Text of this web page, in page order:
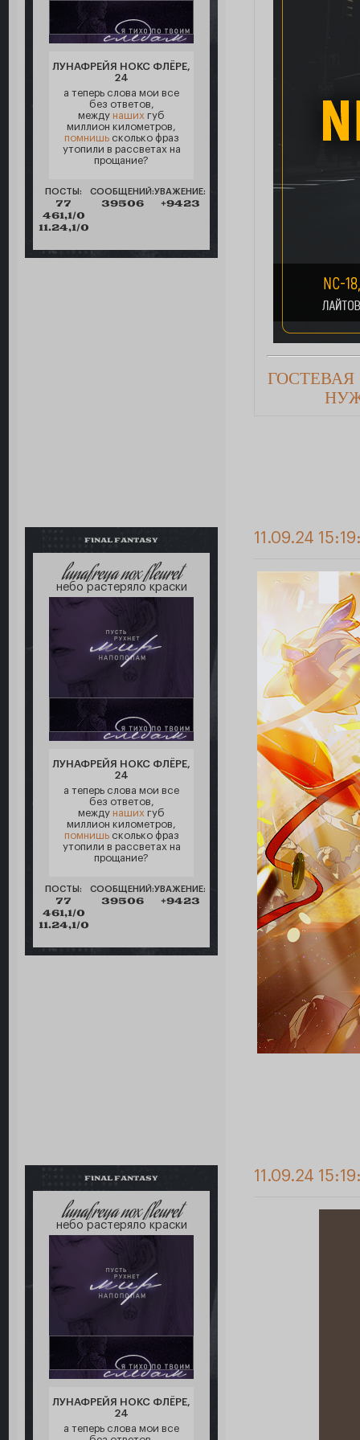
ЛУНАФРЕЙЯ НОКС ФЛЁРЕ,
24
а теперь слова мои все
без ответов,
между наших губ
миллион километров,
помнишьсколько фраз
утопили в рассветах на
прощание?
ПОСТЫ:
77
461,1/0
11.24,1/0
СООБЩЕНИЙ:
39506
УВАЖЕНИЕ:
+9423
ГОСТЕВАЯ
FINAL FANTASY
lunafreya nox fleuret
небо растеряло краски
ЛУНАФРЕЙЯ НОКС ФЛЁРЕ,
24
а теперь слова мои все
без ответов,
между наших губ
миллион километров,
помнишьсколько фраз
утопили в рассветах на
прощание?
ПОСТЫ:
77
461,1/0
11.24,1/0
СООБЩЕНИЙ:
39506
УВАЖЕНИЕ:
+9423
11.09.24
FINAL FANTASY
lunafreya nox fleuret
небо растеряло краски
ЛУНАФРЕЙЯ НОКС ФЛЁРЕ,
24
а теперь слова мои все
11.09.24